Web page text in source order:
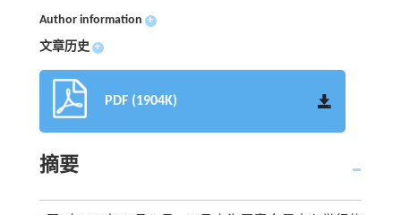
Author information +
文章历史 +
PDF (1904K)
摘要